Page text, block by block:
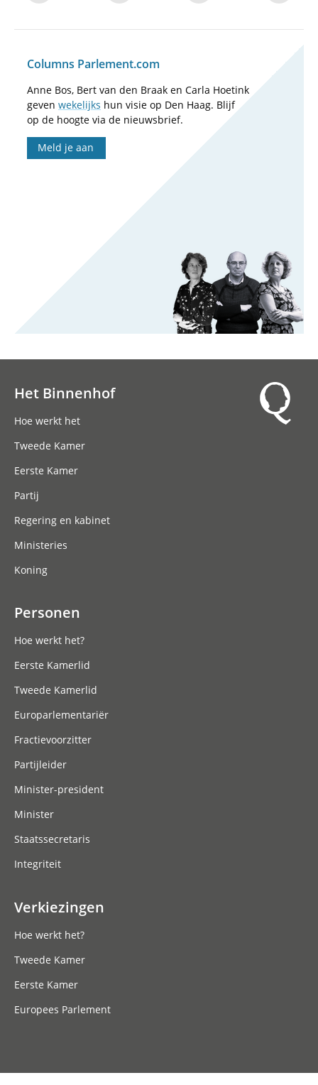
Columns Parlement.com
Anne Bos, Bert van den Braak en Carla Hoetink
geven wekelijks hun visie op Den Haag. Blijf
op de hoogte via de nieuwsbrief.
Meld je aan
Het Binnenhof
Hoe werkt het
Tweede Kamer
Eerste Kamer
Partij
Regering en kabinet
Ministeries
Koning
Personen
Hoe werkt het?
Eerste Kamerlid
Tweede Kamerlid
Europarlementariër
Fractievoorzitter
Partijleider
Minister-president
Minister
Staatssecretaris
Integriteit
Verkiezingen
Hoe werkt het?
Tweede Kamer
Eerste Kamer
Europees Parlement